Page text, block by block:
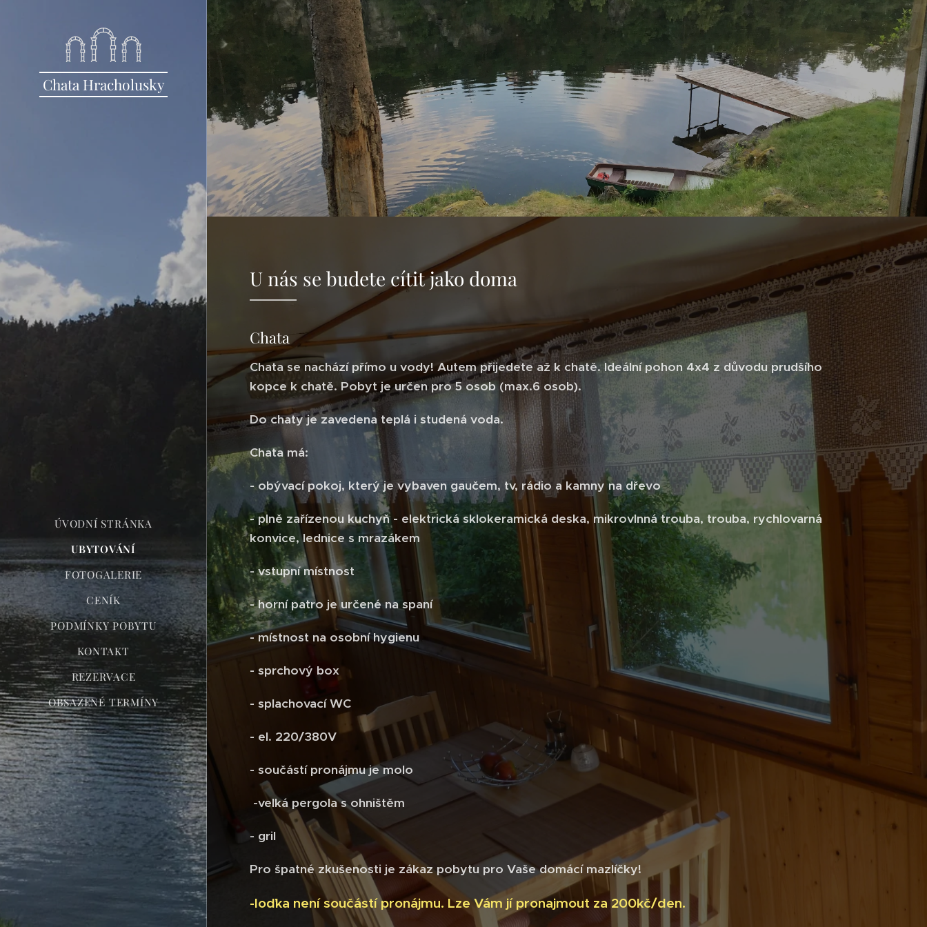
Chata Hracholusky
ÚVODNÍ STRÁNKA
UBYTOVÁNÍ
FOTOGALERIE
CENÍK
PODMÍNKY POBYTU
KONTAKT
REZERVACE
OBSAZENÉ TERMÍNY
U nás se budete cítit jako doma
Chata
Chata se nachází přímo u vody! Autem přijedete až k chatě. Ideální pohon 4x4 z důvodu prudšího
kopce k chatě. Pobyt je určen pro 5 osob (max.6 osob).
Do chaty je zavedena teplá i studená voda.
Chata má:
- obývací pokoj, který je vybaven gaučem, tv, rádio a kamny na dřevo
- plně zařízenou kuchyň - elektrická sklokeramická deska, mikrovlnná trouba, trouba, rychlovarná
konvice, lednice s mrazákem
- vstupní místnost
- horní patro je určené na spaní
- místnost na osobní hygienu
- sprchový box
- splachovací WC
- el. 220/380V
- součástí pronájmu je molo
-velká pergola s ohništěm
- gril
Pro špatné zkušenosti je zákaz pobytu pro Vaše domácí mazlíčky!
-loďka není součástí pronájmu. Lze Vám jí pronajmout za 200kč/den.